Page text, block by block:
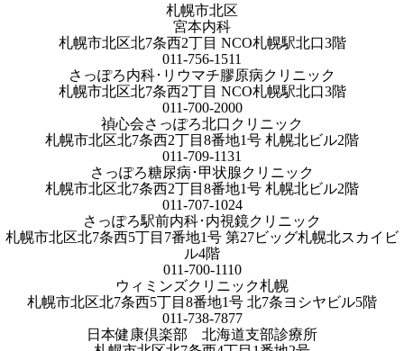
札幌市北区
宮本内科
札幌市北区北7条西2丁目 NCO札幌駅北口3階
011-756-1511
さっぽろ内科･リウマチ膠原病クリニック
札幌市北区北7条西2丁目 NCO札幌駅北口3階
011-700-2000
禎心会さっぽろ北口クリニック
札幌市北区北7条西2丁目8番地1号 札幌北ビル2階
011-709-1131
さっぽろ糖尿病･甲状腺クリニック
札幌市北区北7条西2丁目8番地1号 札幌北ビル2階
011-707-1024
さっぽろ駅前内科･内視鏡クリニック
札幌市北区北7条西5丁目7番地1号 第27ビッグ札幌北スカイビ
ル4階
011-700-1110
ウィミンズクリニック札幌
札幌市北区北7条西5丁目8番地1号 北7条ヨシヤビル5階
011-738-7877
日本健康倶楽部 北海道支部診療所